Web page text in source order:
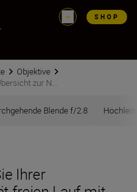
SHOP
Objektive
zur N...
Blende f/2.8
Ihrer